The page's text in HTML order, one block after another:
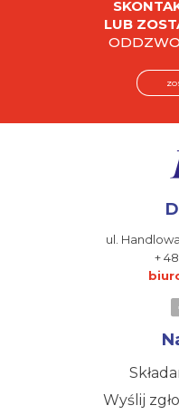
LUB
ul.
+
Wyślij